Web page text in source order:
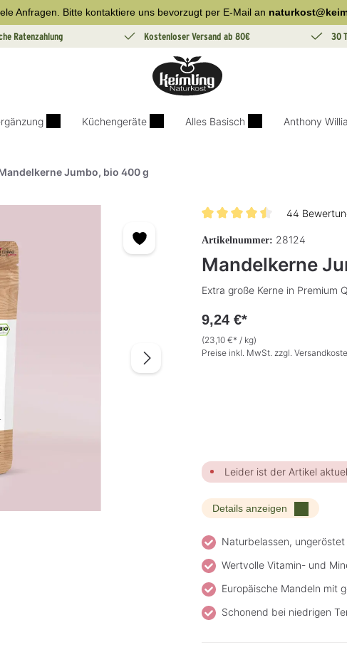
Anfragen. Bitte kontaktiere uns bevorzugt per E-Mail an
Ratenzahlung Kostenloser Versand ab 80€ 30
Küchengeräte Alles Basisch Anthony
Jumbo, bio 400 g
44
Artikelnummer: 28124
Mandelkerne
Extra große Kerne in Premium
9,24 €*
(23,10 €* / kg)
Preise inkl. MwSt. zzgl.
Leider ist der Artikel
Details anzeigen
Naturbelassen,
Wertvolle Vitamin- und
Europäische Mandeln mit
Schonend bei niedrigen